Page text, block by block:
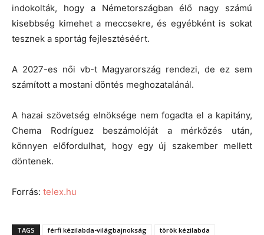
indokolták, hogy a Németországban élő nagy számú
kisebbség kimehet a meccsekre, és egyébként is sokat
tesznek a sportág fejlesztéséért.
A 2027-es női vb-t Magyarország rendezi, de ez sem
számított a mostani döntés meghozatalánál.
A hazai szövetség elnöksége nem fogadta el a kapitány,
Chema Rodríguez beszámolóját a mérkőzés után,
könnyen előfordulhat, hogy egy új szakember mellett
döntenek.
Forrás: telex.hu
TAGS férfi kézilabda-világbajnokság török kézilabda